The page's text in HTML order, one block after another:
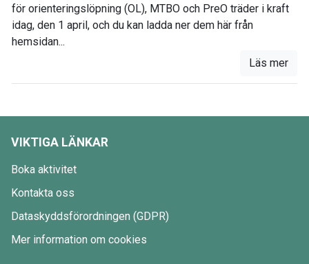
för orienteringslöpning (OL), MTBO och PreO träder i kraft
idag, den 1 april, och du kan ladda ner dem här från
hemsidan...
Läs mer
VIKTIGA LÄNKAR
Boka aktivitet
Kontakta oss
Dataskyddsförordningen (GDPR)
Mer information om cookies